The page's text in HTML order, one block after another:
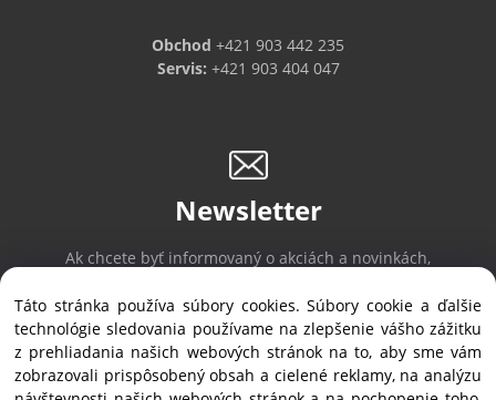
Obchod +421 903 442 235
Servis: +421 903 404 047
Newsletter
Ak chcete byť informovaný o akciách a novinkách,
Prihlásiť sa/ Odhlásiť sa
Táto stránka používa súbory cookies. Súbory cookie a ďalšie
technológie sledovania používame na zlepšenie vášho zážitku
z prehliadania našich webových stránok na to, aby sme vám
zobrazovali prispôsobený obsah a cielené reklamy, na analýzu